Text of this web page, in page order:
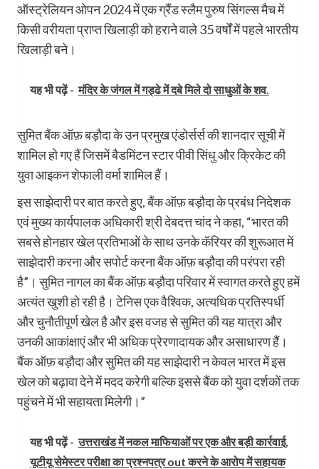
ऑस्ट्रेलियन ओपन 2024 में एक ग्रैंड स्लैम पुरुष सिंगल्स मैच में
किसी वरीयता प्राप्त खिलाड़ी को हराने वाले 35 वर्षों में पहले भारतीय
खिलाड़ी बने।
यह भी पढ़ें - मंदिर के जंगल में गड्ढे में दबे मिले दो साधुओं के शव.
सुमित बैंक ऑफ़ बड़ौदा के उन प्रमुख एंडोर्सर्स की शानदार सूची में
शामिल हो गए हैं जिसमें बैडमिंटन स्टार पीवी सिंधु और क्रिकेट की
युवा आइकन शेफाली वर्मा शामिल हैं।
इस साझेदारी पर बात करते हुए, बैंक ऑफ़ बड़ौदा के प्रबंध निदेशक
एवं मुख्य कार्यपालक अधिकारी श्री देबदत्त चांद ने कहा, “भारत की
सबसे होनहार खेल प्रतिभाओं के साथ उनके कॅरियर की शुरूआत में
साझेदारी करना और सपोर्ट करना बैंक ऑफ़ बड़ौदा की परंपरा रही
है”। सुमित नागल का बैंक ऑफ़ बड़ौदा परिवार में स्वागत करते हुए हमें
अत्यंत खुशी हो रही है। टेनिस एक वैश्विक, अत्यधिक प्रतिस्पर्धी
और चुनौतीपूर्ण खेल है और इस वजह से सुमित की यह यात्रा और
उनकी आकांक्षाएं और भी अधिक प्रेरणादायक और असाधारण हैं।
बैंक ऑफ़ बड़ौदा और सुमित की यह साझेदारी न केवल भारत में इस
खेल को बढ़ावा देने में मदद करेगी बल्कि इससे बैंक को युवा दर्शकों तक
पहुंचने में भी सहायता मिलेगी।”
यह भी पढ़ें - उत्तराखंड में नकल माफियाओं पर एक और बड़ी कार्रवाई,
यूटीयू सेमेस्टर परीक्षा का प्रश्नपत्र out करने के आरोप में सहायक